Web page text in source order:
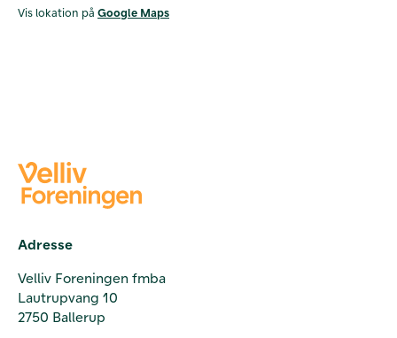
Vis lokation på Google Maps
Adresse
Velliv Foreningen fmba
Lautrupvang 10
2750 Ballerup